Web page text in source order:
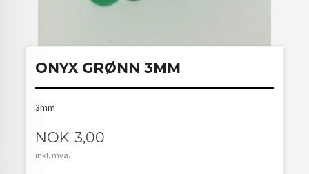
ONYX GRØNN 3MM
3mm
Pris
NOK 3,00
inkl. mva.